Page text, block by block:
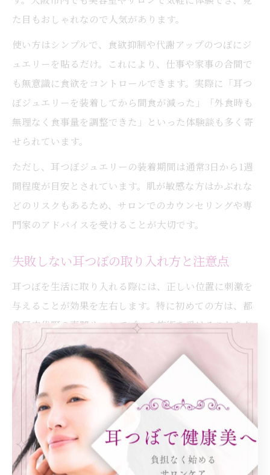
た目もおしゃれなので人気があります。
使い方はシンプルで、食欲抑制や代謝アップのつぼにジ
ュエリーを貼るだけ。これにより、仕事や家事の合間で
も無意識に食欲をコントロールできます。実際に「耳つ
ぼジュエリーを装着してから間食が減った」「外食時も
無理なく食事量を調整できた」といった体験談も多く寄
せられています。
ただし、耳つぼジュエリーの装着期間は通常3日から1週
間程度が目安とされています。肌が敏感な方はかぶれな
どのリスクもあるため、サロンでのカウンセリングや専
門家のアドバイスを受けることが大切です。
失敗しない耳つぼの取り入れ方と注意点
耳つぼを生活に取り入れる際には、正しい位置に刺激を
与えることが効果を左右します。特に初めての方は、都
島区内代町の専門サロンでプロの施術を受けることをお
すすめします。
自己流で行う場合、つぼの場所がずれてしまうと十分な
効果が得られないだけでなく、耳に痛みや刺激を感じる
こともあります。また、長期間同じ場所を刺激し続ける
と皮膚トラブルの原因になるため、装着期間や頻度を守
ることが大切です。
失敗例として「耳つぼジュエリーを長く着けすぎてかぶ